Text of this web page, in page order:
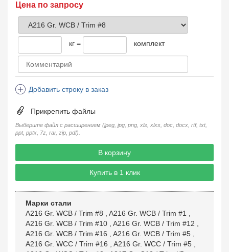
Plug Valve
148
Затвор дисковый
Фильтр сетчатый
Strainer
1138
Конденсатоотводчик
Steam Trap
4
Компенсатор
Пламегаситель
Flame Arrester
73
Заказать в 1 клик
Цена по запросу
кг = комплект
Добавить строку в заказ
Прикрепить файлы
Выберите файл с расширением (jpeg, jpg, png, xls, xlxs, doc, docx, rtf, txt,
ppt, pptx, 7z, rar, zip, pdf).
В корзину
Купить в 1 клик
Марки стали
A216 Gr. WCB / Trim #8
A216 Gr. WCB / Trim #1
A216 Gr. WCB / Trim #10
A216 Gr. WCB / Trim #12
A216 Gr. WCB / Trim #16
A216 Gr. WCB / Trim #5
A216 Gr. WCC / Trim #16
A216 Gr. WCC / Trim #5